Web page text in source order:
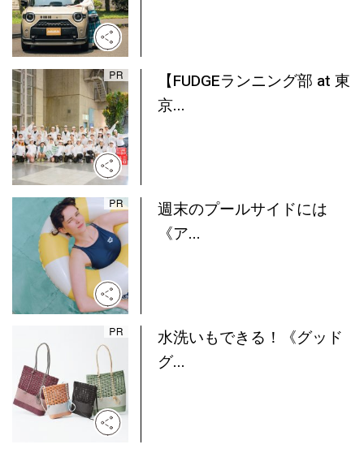
【FUDGEランニング部 at 東
京...
週末のプールサイドには
《ア...
水洗いもできる！《グッド
グ...